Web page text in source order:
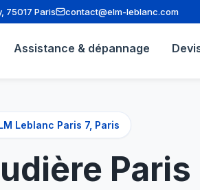
75017 Paris contact@elm-leblanc.com
Assistance & dépannage
Leblanc Paris 7, Paris